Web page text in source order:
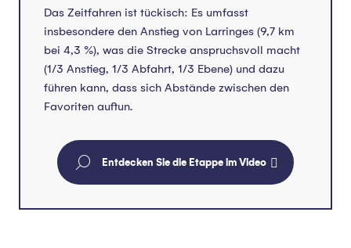
Das Zeitfahren ist tückisch: Es umfasst
insbesondere den Anstieg von Larringes (9,7 km
bei 4,3 %), was die Strecke anspruchsvoll macht
(1/3 Anstieg, 1/3 Abfahrt, 1/3 Ebene) und dazu
führen kann, dass sich Abstände zwischen den
Favoriten auftun.
Entdecken Sie die Etappe im Video